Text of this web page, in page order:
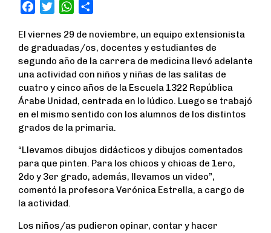
c
e
b
o
o
k
i
t
t
e
r
W
a
t
s
A
p
p
a
r
e
El viernes 29 de noviembre, un equipo extensionista
de graduadas/os, docentes y estudiantes de
segundo año de la carrera de medicina llevó adelante
una actividad con niños y niñas de las salitas de
cuatro y cinco años de la Escuela 1322 República
Árabe Unidad, centrada en lo lúdico. Luego se trabajó
en el mismo sentido con los alumnos de los distintos
grados de la primaria.
“Llevamos dibujos didácticos y dibujos comentados
para que pinten. Para los chicos y chicas de 1ero,
2do y 3er grado, además, llevamos un video”,
comentó la profesora Verónica Estrella, a cargo de
la actividad.
Los niños/as pudieron opinar, contar y hacer